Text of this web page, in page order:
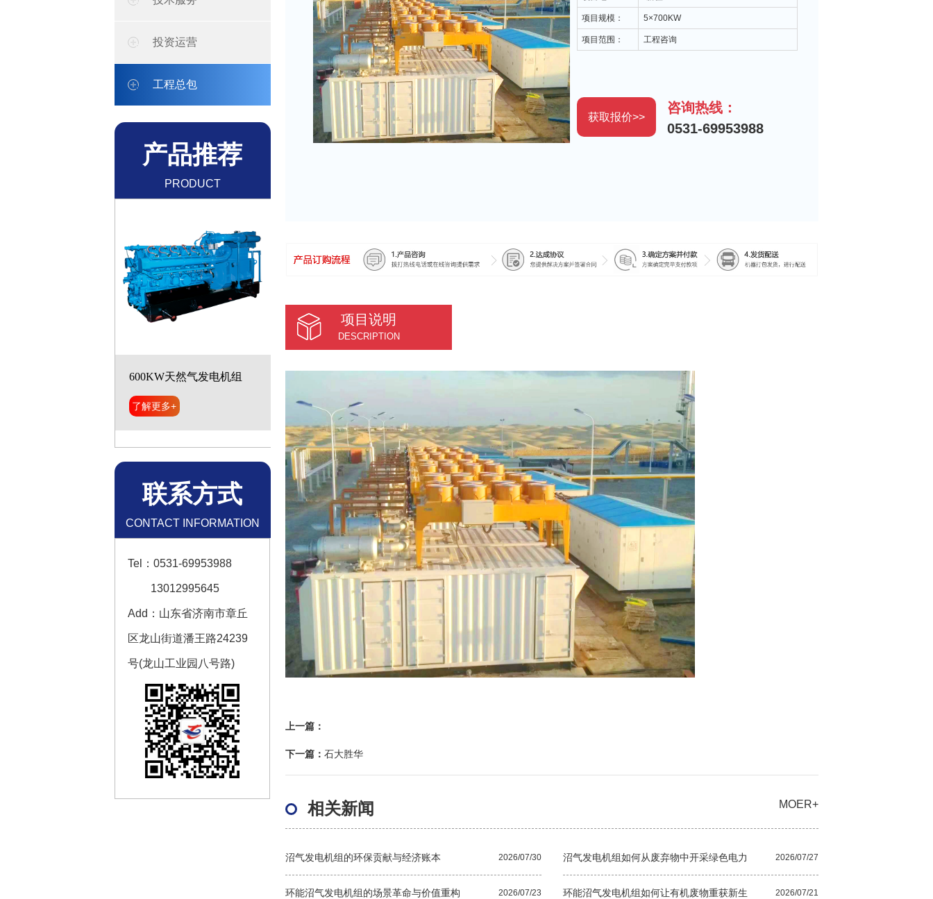
项目规模： 5×700KW
项目范围： 工程咨询
获取报价>>
咨询热线：
0531-69953988
项目说明
DESCRIPTION
上一篇：
下一篇：石大胜华
相关新闻 MOER+
沼气发电机组的环保贡献与经济账本 2026/07/30 沼气发电机组如何从废弃物中开采绿色电力 2026/07/27
环能沼气发电机组的场景革命与价值重构 2026/07/23 环能沼气发电机组如何让有机废物重获新生 2026/07/21
投资运营
工程总包
产品推荐
PRODUCT
了解更多+
600KW天然气发电机组
了解更多+
1100kW-1200kW天然气发
电机组
了解更多+
联系方式
CONTACT INFORMATION
Tel：0531-69953988
13012995645
Add：山东省济南市章丘
区龙山街道潘王路24239
号(龙山工业园八号路)